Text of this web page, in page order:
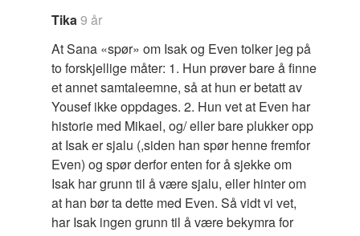
Tika9 år
At Sana «spør» om Isak og Even tolker jeg på
to forskjellige måter: 1. Hun prøver bare å finne
et annet samtaleemne, så at hun er betatt av
Yousef ikke oppdages. 2. Hun vet at Even har
historie med Mikael, og/ eller bare plukker opp
at Isak er sjalu (,siden han spør henne fremfor
Even) og spør derfor enten for å sjekke om
Isak har grunn til å være sjalu, eller hinter om
at han bør ta dette med Even. Så vidt vi vet,
har Isak ingen grunn til å være bekymra for